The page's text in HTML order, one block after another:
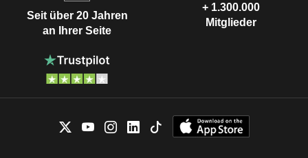
Seit über 20 Jahren
an Ihrer Seite
+ 1.300.000
Mitglieder